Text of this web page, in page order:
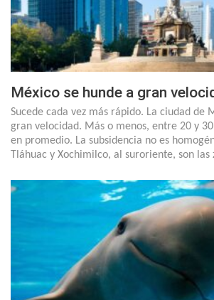
México se hunde a gran
Sucede cada vez más rápido. La ciudad de
gran velocidad. Más o menos, entre 20 y
en promedio. La subsidencia no es
Tláhuac y Xochimilco, al suroriente, son las